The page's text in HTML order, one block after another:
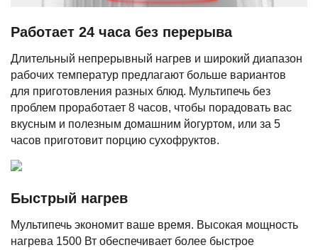
Работает 24 часа без перерыва
Длительный непрерывный нагрев и широкий диапазон
рабочих температур предлагают больше вариантов
для приготовления разных блюд. Мультипечь без
проблем проработает 8 часов, чтобы порадовать вас
вкусным и полезным домашним йогуртом, или за 5
часов приготовит порцию сухофруктов.
Быстрый нагрев
Мультипечь экономит ваше время. Высокая мощность
нагрева 1500 Вт обеспечивает более быстрое